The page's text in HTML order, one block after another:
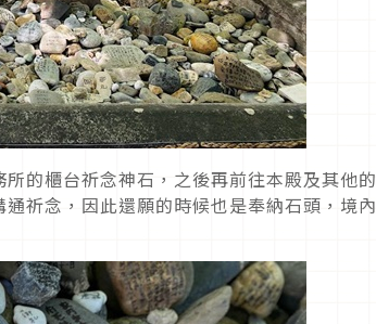
的櫃台祈念神石，之後再前往本殿及其他的
祈念，因此還願的時候也是奉納石頭，境內